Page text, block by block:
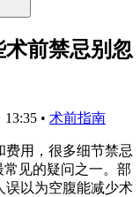
前禁忌别忽
13:35 • 术前指南
费用，很多细节禁忌
见的疑问之一。部
误以为空腹能减少术